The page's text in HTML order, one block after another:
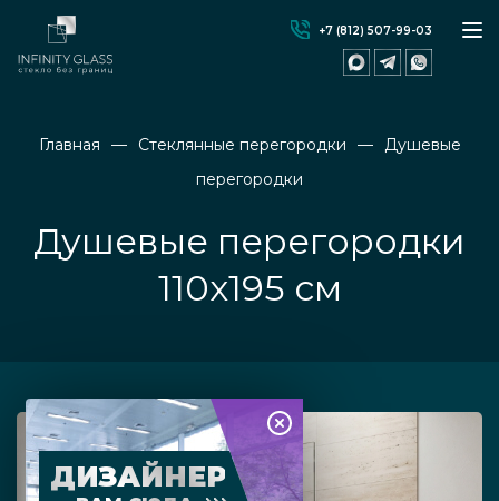
+7 (812) 507-99-03
Главная Стеклянные перегородки
Душевые
перегородки
Душевые перегородки
110x195 см
ДИЗАЙНЕР